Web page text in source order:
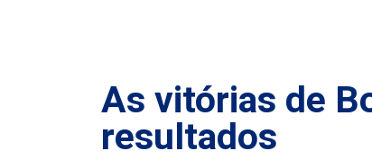
As vitórias de
resultados